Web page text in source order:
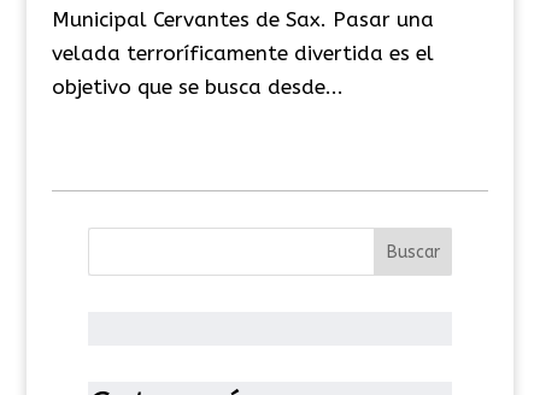
Municipal Cervantes de Sax. Pasar una
velada terroríficamente divertida es el
objetivo que se busca desde...